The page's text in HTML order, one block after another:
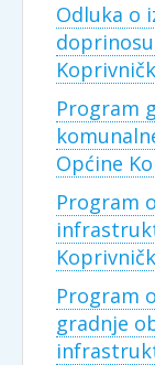
Odluka o
Program
Općine
Program
Program
gradnje